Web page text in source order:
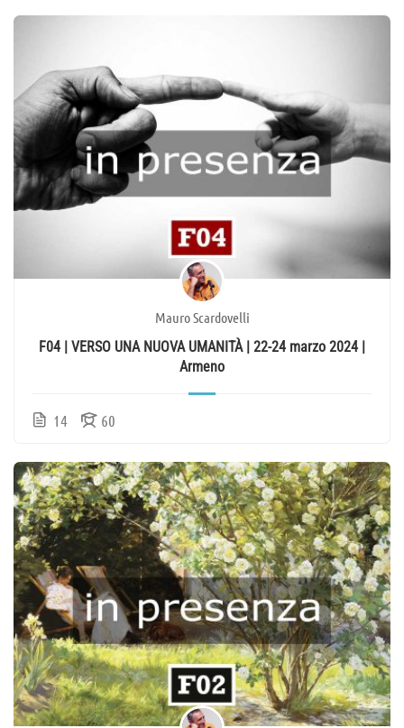
Mauro Scardovelli
F04 | VERSO UNA NUOVA UMANITÀ | 22-24 marzo 2024 |
Armeno
14 60